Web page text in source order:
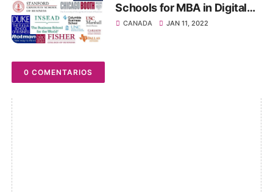
Schools for MBA in Digital
Marketing in the world
CANADA JAN 11, 2022
0 COMENTARIOS